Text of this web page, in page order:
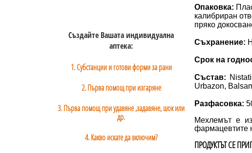
Създайте Вашата индивидуална
аптека:
1. Субстанции и готови форми за рани
2. Първа помощ при изгаряне
3. Първа помощ при удавяне ,задавяне, шок или
др.
4. Какво искате да включим?
Опаковка:
калибриран
пряко
Съхранение:
Срок на
Състав:
Urbazon,
Разфасовка:
Мехлемът е
фармацевтите
ПРОДУКТЪТ СЕ